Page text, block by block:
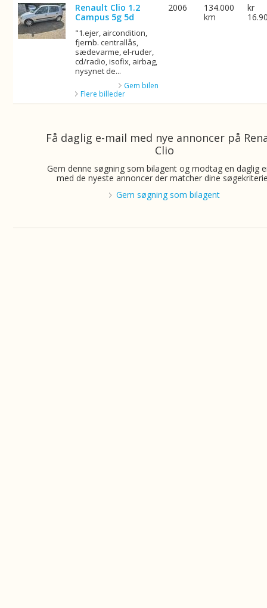
Renault Clio 1.2
Campus 5g 5d
"1.ejer, aircondition,
fjernb. centrallås,
sædevarme, el-ruder,
cd/radio, isofix, airbag,
nysynet de...
Gem bilen
Flere billeder
2006
134.000
km
kr
Få daglig e-mail med nye annoncer på
Clio
Gem denne søgning som bilagent og modtag en daglig
med de nyeste annoncer der matcher dine
Gem søgning som bilagent